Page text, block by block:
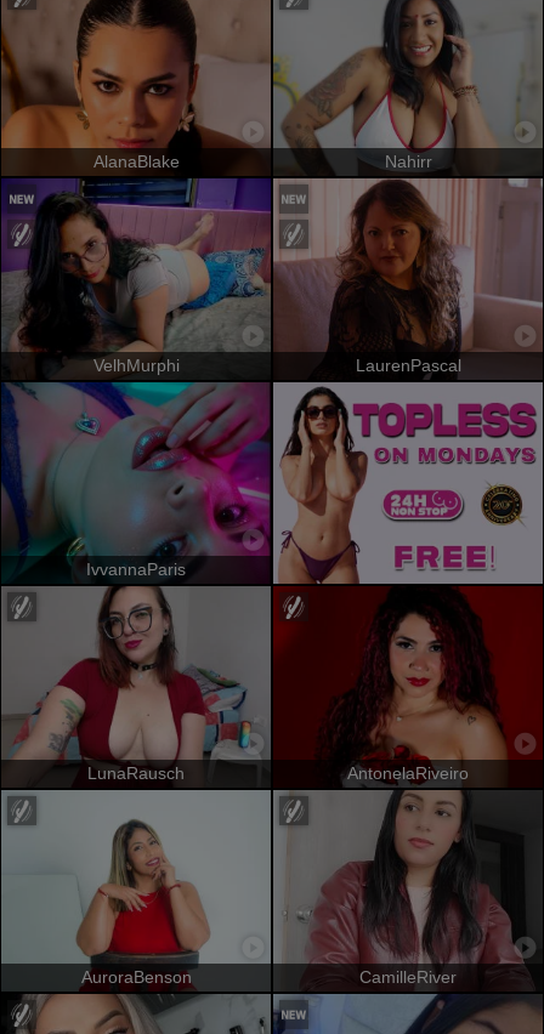
AlanaBlake Nahirr
VelhMurphi LaurenPascal
IvvannaParis
LunaRausch AntonelaRiveiro
AuroraBenson CamilleRiver